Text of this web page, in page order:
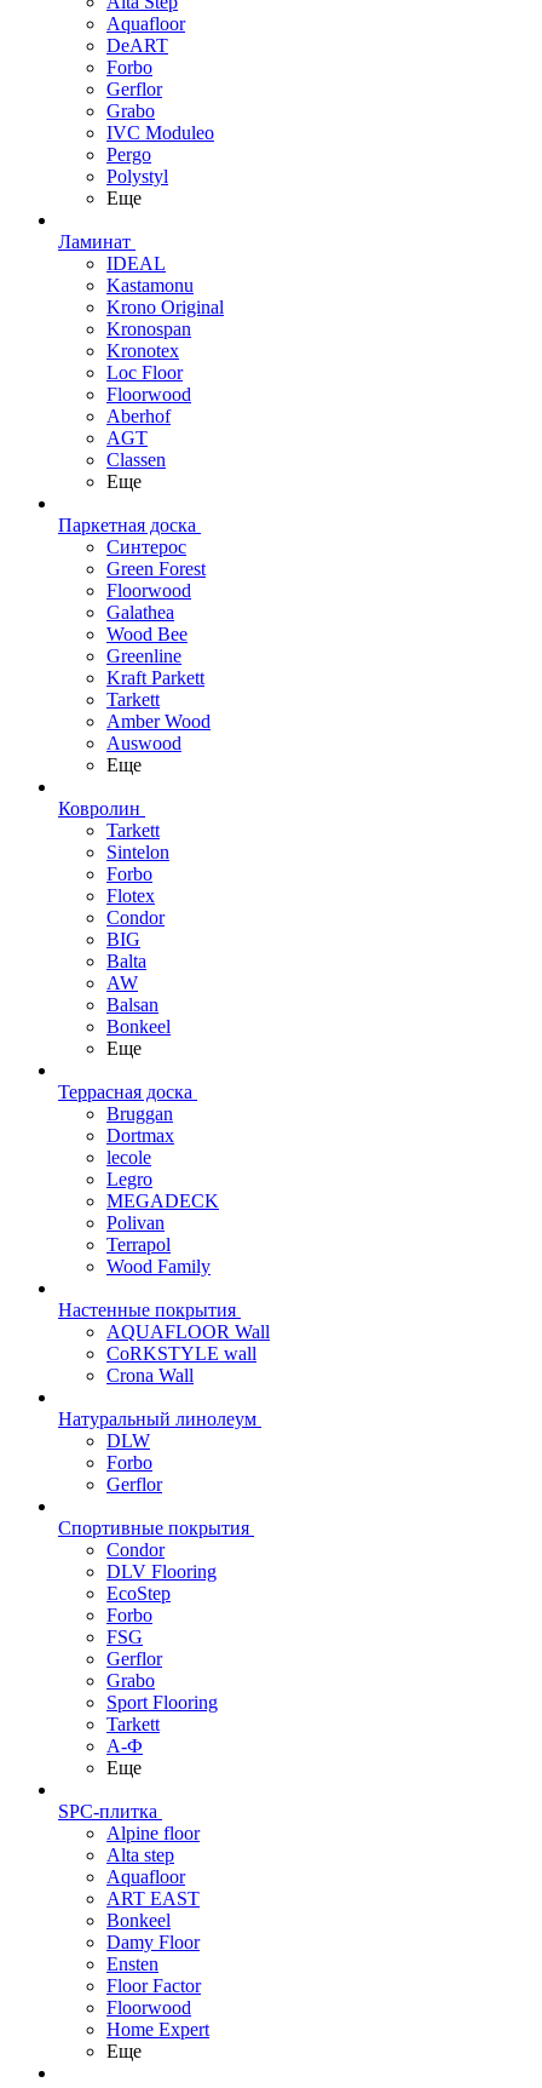
Aquafloor
DeART
Forbo
Gerflor
Grabo
IVC Moduleo
Pergo
Polystyl
Еще
Ламинат
IDEAL
Kastamonu
Krono Original
Kronospan
Kronotex
Loc Floor
Floorwood
Aberhof
AGT
Classen
Еще
Паркетная доска
Синтерос
Green Forest
Floorwood
Galathea
Wood Bee
Greenline
Kraft Parkett
Tarkett
Amber Wood
Auswood
Еще
Ковролин
Tarkett
Sintelon
Forbo
Flotex
Condor
BIG
Balta
AW
Balsan
Bonkeel
Еще
Террасная доска
Bruggan
Dortmax
lecole
Legro
MEGADECK
Polivan
Terrapol
Wood Family
Настенные покрытия
AQUAFLOOR Wall
CoRKSTYLE wall
Crona Wall
Натуральный линолеум
DLW
Forbo
Gerflor
Спортивные покрытия
Condor
DLV Flooring
EcoStep
Forbo
FSG
Gerflor
Grabo
Sport Flooring
Tarkett
А-Ф
Еще
SPC-плитка
Alpine floor
Alta step
Aquafloor
ART EAST
Bonkeel
Damy Floor
Ensten
Floor Factor
Floorwood
Home Expert
Еще